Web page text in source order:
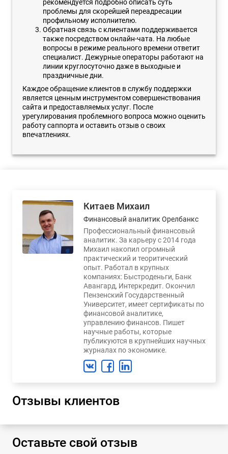
рекомендуется подробно описать суть
проблемы для скорейшей переадресации
профильному исполнителю.
Обратная связь с клиентами поддерживается
также посредством онлайн-чата. На любые
вопросы в режиме реального времени ответит
специалист. Дежурные операторы работают на
линии круглосуточно даже в выходные и
праздничные дни.
Каждое обращение клиентов в службу поддержки
является ценным инструментом совершенствования
сайта и предоставляемых услуг. После
урегулирования проблемного вопроса можно оценить
работу саппорта и оставить отзыв о своих
впечатлениях.
Китаев Михаил
Финансовый аналитик Орелбанкс
Профессиональный финансовый
аналитик. За карьеру с 2014 года
Михаил накопил огромный
практический и теоритический
опыт. Работал в крупных
компаниях: Быстроденьги, Банк
Авангард, Интеркредит. Окончил
Пензенский Государственный
Университет, имеет сертификаты по
финансовой аналитике,
управлению финансов. Пишет
научные работы, которые
публикуются в крупнейших научных
журналах по экономике.
Отзывы клиентов
Оставьте свой отзыв